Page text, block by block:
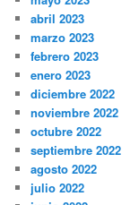
abril 2023
marzo 2023
febrero 2023
enero 2023
diciembre 2022
noviembre 2022
octubre 2022
septiembre 2022
agosto 2022
julio 2022